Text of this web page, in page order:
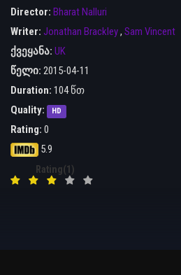
Director: Bharat Nalluri
Writer: Jonathan Brackley, Sam Vincent
ქვეყანა: UK
წელი: 2015-04-11
Duration: 104 წთ
Quality:
HD
Rating: 0
5.9
Rating(1)